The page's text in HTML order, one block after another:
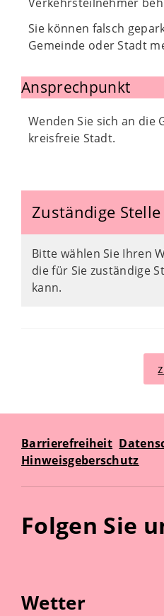
Sie können falsch
Gemeinde oder Stadt
Ansprechpunkt
Wenden Sie sich an die
kreisfreie Stadt.
Zuständige Stelle
Bitte wählen Sie Ihren
die für Sie zuständige
kann.
Barrierefreiheit
Hinweisgeberschutz
Folgen Sie
Wetter